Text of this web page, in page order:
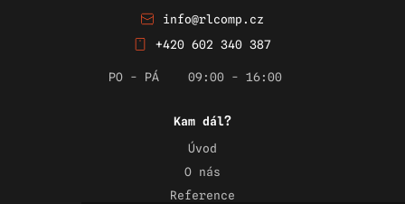
info@rlcomp.cz
+420 602 340 387
PO - PÁ 09:00 - 16:00
Kam dál?
Úvod
O nás
Reference